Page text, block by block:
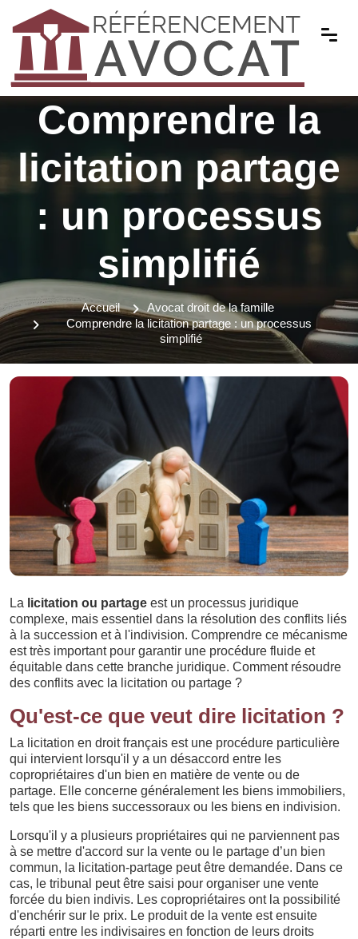
Comprendre la
licitation partage
: un processus
simplifié
Accueil
Avocat droit de la famille
Comprendre la licitation partage : un processus
simplifié
La licitation ou partage est un processus juridique
complexe, mais essentiel dans la résolution des conflits liés
à la succession et à l'indivision. Comprendre ce mécanisme
est très important pour garantir une procédure fluide et
équitable dans cette branche juridique. Comment résoudre
des conflits avec la licitation ou partage ?
Qu'est-ce que veut dire licitation ?
La licitation en droit français est une procédure particulière
qui intervient lorsqu'il y a un désaccord entre les
copropriétaires d'un bien en matière de vente ou de
partage. Elle concerne généralement les biens immobiliers,
tels que les biens successoraux ou les biens en indivision.
Lorsqu'il y a plusieurs propriétaires qui ne parviennent pas
à se mettre d'accord sur la vente ou le partage d’un bien
commun, la licitation-partage peut être demandée. Dans ce
cas, le tribunal peut être saisi pour organiser une vente
forcée du bien indivis. Les copropriétaires ont la possibilité
d'enchérir sur le prix. Le produit de la vente est ensuite
réparti entre les indivisaires en fonction de leurs droits